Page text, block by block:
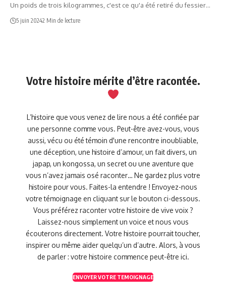
Un poids de trois kilogrammes, c'est ce qu'a été retiré du fessier…
5 juin 20242 Min de lecture
Votre histoire mérite d’être racontée.
L’histoire que vous venez de lire nous a été confiée par
une personne comme vous. Peut-être avez-vous, vous
aussi, vécu ou été témoin d'une rencontre inoubliable,
une déception, une histoire d’amour, un fait divers, un
japap, un kongossa, un secret ou une aventure que
vous n’avez jamais osé raconter… Ne gardez plus votre
histoire pour vous. Faites-la entendre ! Envoyez-nous
votre témoignage en cliquant sur le bouton ci-dessous.
Vous préférez raconter votre histoire de vive voix ?
Laissez-nous simplement un voice et nous vous
écouterons directement. Votre histoire pourrait toucher,
inspirer ou même aider quelqu’un d’autre. Alors, à vous
de parler : votre histoire commence peut-être ici.
ENVOYER VOTRE TEMOIGNAGE